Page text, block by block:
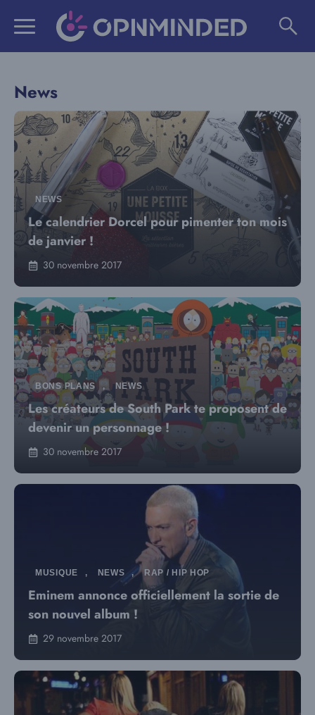
News
NEWS
Le calendrier Dorcel pour pimenter ton mois
de janvier !
30 novembre 2017
BONS PLANS , NEWS
Les créateurs de South Park te proposent de
devenir un personnage !
30 novembre 2017
MUSIQUE , NEWS , RAP / HIP HOP
Eminem annonce officiellement la sortie de
son nouvel album !
29 novembre 2017